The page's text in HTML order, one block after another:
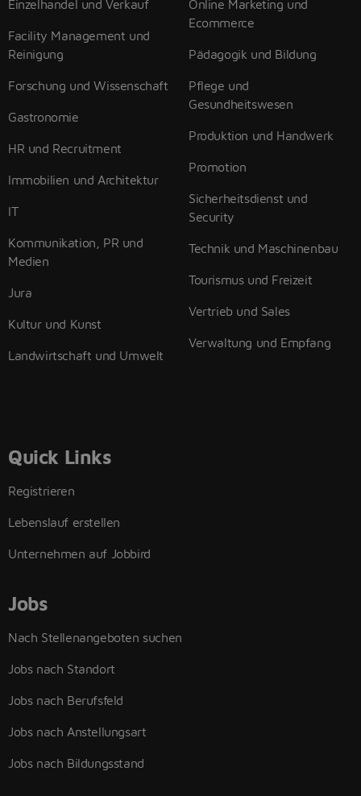
Einzelhandel und Verkauf
Facility Management und
Reinigung
Forschung und Wissenschaft
Gastronomie
HR und Recruitment
Immobilien und Architektur
IT
Kommunikation, PR und
Medien
Jura
Kultur und Kunst
Landwirtschaft und Umwelt
Online Marketing und
Ecommerce
Pädagogik und Bildung
Pflege und
Gesundheitswesen
Produktion und Handwerk
Promotion
Sicherheitsdienst und
Security
Technik und Maschinenbau
Tourismus und Freizeit
Vertrieb und Sales
Verwaltung und Empfang
Quick Links
Registrieren
Lebenslauf erstellen
Unternehmen auf Jobbird
Jobs
Nach Stellenangeboten suchen
Jobs nach Standort
Jobs nach Berufsfeld
Jobs nach Anstellungsart
Jobs nach Bildungsstand